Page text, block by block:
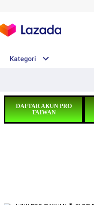
Kategori
DAFTAR AKUN PRO
TAIWAN